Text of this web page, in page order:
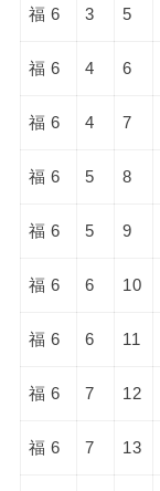
福 6 3 5
福 6 4 6
福 6 4 7
福 6 5 8
福 6 5 9
福 6 6 10
福 6 6 11
福 6 7 12
福 6 7 13